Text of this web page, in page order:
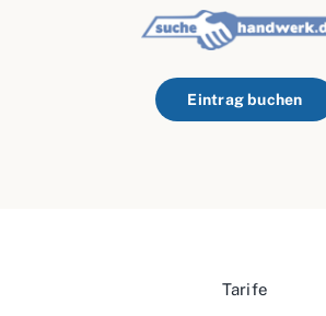
Eintrag buchen
Tarife